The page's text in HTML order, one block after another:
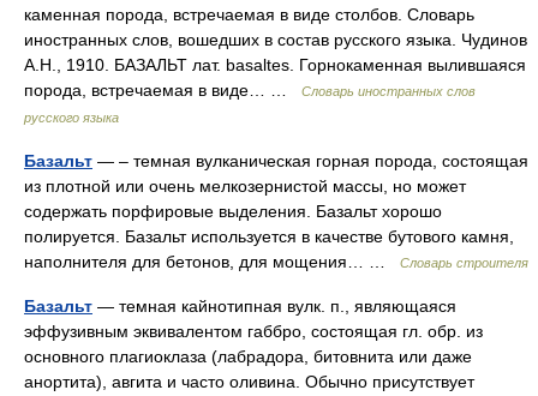
каменная порода, встречаемая в виде столбов. Словарь
иностранных слов, вошедших в состав русского языка. Чудинов
А.Н., 1910. БАЗАЛЬТ лат. basaltes. Горнокаменная вылившаяся
порода, встречаемая в виде… …
Словарь иностранных слов
русского языка
Базальт — – темная вулканическая горная порода, состоящая
из плотной или очень мелкозернистой массы, но может
содержать порфировые выделения. Базальт хорошо
полируется. Базальт используется в качестве бутового камня,
наполнителя для бетонов, для мощения… …
Словарь строителя
Базальт — темная кайнотипная вулк. п., являющаяся
эффузивным эквивалентом габбро, состоящая гл. обр. из
основного плагиоклаза (лабрадора, битовнита или даже
анортита), авгита и часто оливина. Обычно присутствует